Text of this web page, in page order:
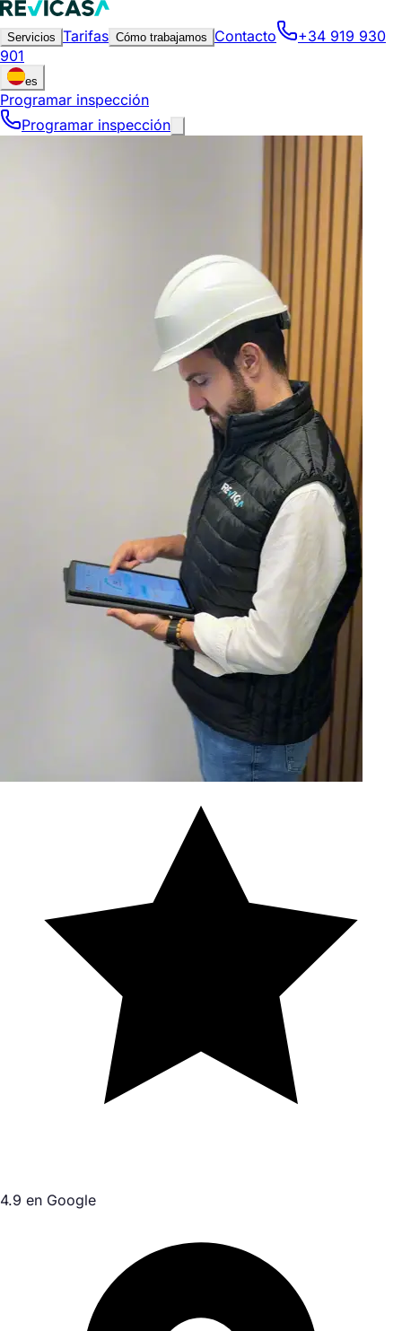
Servicios Tarifas Cómo trabajamos Contacto
+34 919 930
901
es
Programar inspección
Programar inspección
4.9 en Google